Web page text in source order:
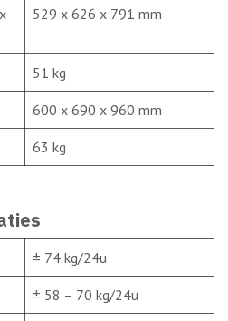
529 x 626 x 791 mm
51 kg
600 x 690 x 960 mm
63 kg
± 74 kg/24u
± 58 – 70 kg/24u